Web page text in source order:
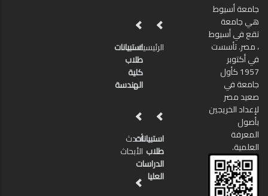
جامعة أسيوط
هي جامعة
تقع في أسيوط
، مصر. تأسست
في أكتوبر
1957 كأول
جامعة في
صعيد مصر
لإعداد الخريجين
بأصول
المعرفة
العلمية.
الرئيسيةاستبيانات
طلاب
كلية
الهندسة
استبيانات
طلاب
الدراسات
العليا
أحدث
الأبحاث